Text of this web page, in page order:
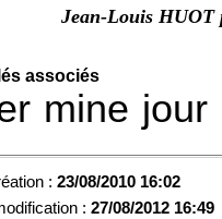
Jean-Louis
associés
mine jour
:23/08/2010 16:02
:27/08/2012 16:49